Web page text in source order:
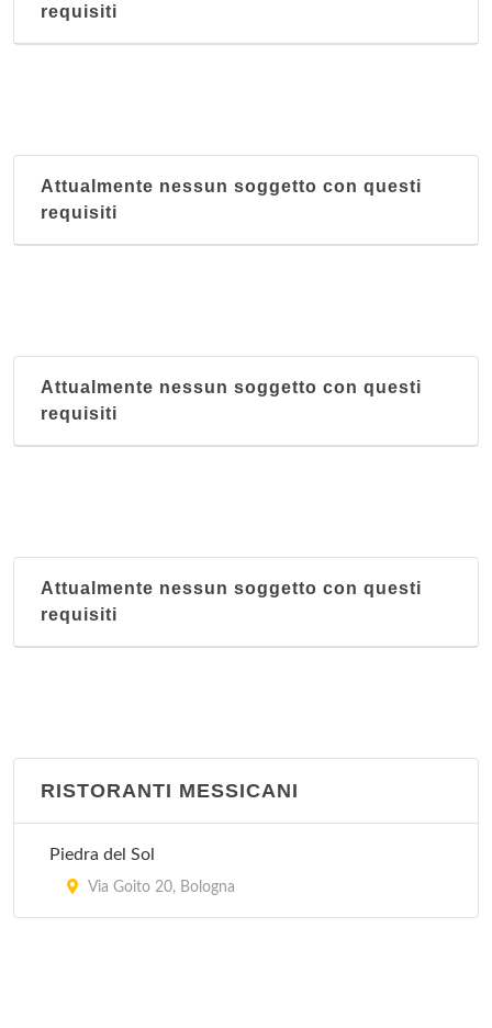
requisiti
Attualmente nessun soggetto con questi
requisiti
Attualmente nessun soggetto con questi
requisiti
Attualmente nessun soggetto con questi
requisiti
RISTORANTI MESSICANI
Piedra del Sol
Via Goito 20, Bologna